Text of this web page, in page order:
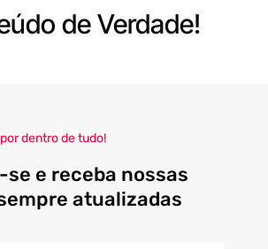
de Verdade!
dentro de tudo!
e receba nossas
atualizadas